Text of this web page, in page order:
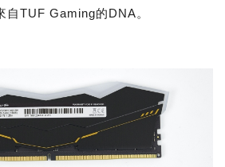
自TUF Gaming的DNA。